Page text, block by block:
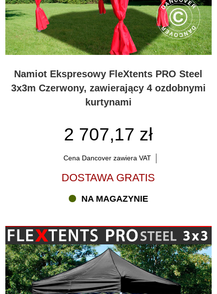
Namiot Ekspresowy FleXtents PRO Steel
3x3m Czerwony, zawierający 4 ozdobnymi
kurtynami
2 707,17 zł
Cena Dancover zawiera VAT
DOSTAWA GRATIS
NA MAGAZYNIE